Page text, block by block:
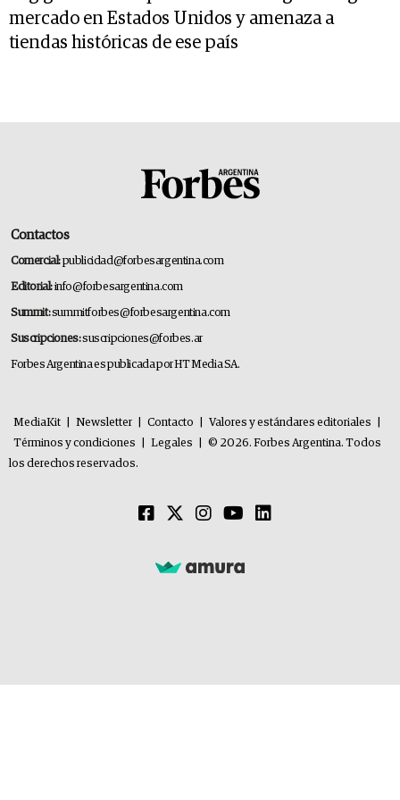
mercado en Estados Unidos y amenaza a
tiendas históricas de ese país
Contactos
Comercial:publicidad@forbesargentina.com
Editorial:info@forbesargentina.com
Summit:summitforbes@forbesargentina.com
Suscripciones:suscripciones@forbes.ar
Forbes Argentina es publicada por HT Media SA.
MediaKit Newsletter Contacto Valores y estándares editoriales
Términos y condiciones
Legales
© 2026. Forbes Argentina. Todos
los derechos reservados.